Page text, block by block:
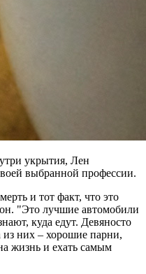
укрытия, Лен
выбранной профессии.
и тот факт, что это
"Это лучшие автомобили
куда едут. Девяносто
из них – хорошие парни,
жизнь и ехать самым